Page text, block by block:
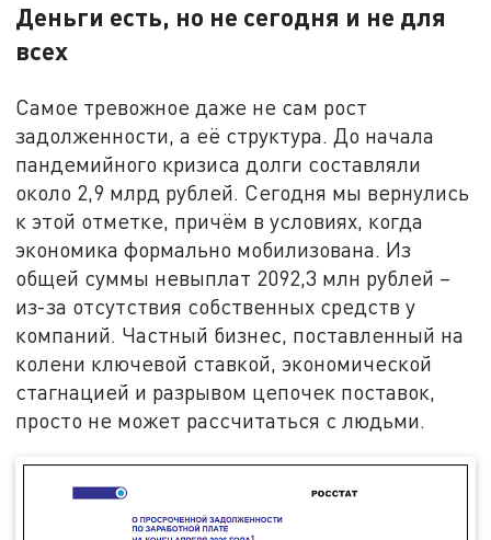
Деньги есть, но не сегодня и не для
всех
Самое тревожное даже не сам рост
задолженности, а её структура. До начала
пандемийного кризиса долги составляли
около 2,9 млрд рублей. Сегодня мы вернулись
к этой отметке, причём в условиях, когда
экономика формально мобилизована. Из
общей суммы невыплат 2092,3 млн рублей –
из-за отсутствия собственных средств у
компаний. Частный бизнес, поставленный на
колени ключевой ставкой, экономической
стагнацией и разрывом цепочек поставок,
просто не может рассчитаться с людьми.